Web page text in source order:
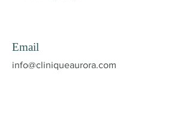
Email
info@cliniqueaurora.com